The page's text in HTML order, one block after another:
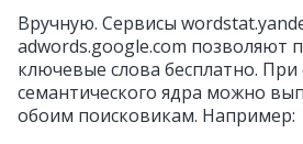
Вручную. Сервисы
adwords.google.com позволяют
ключевые слова бесплатно. При
семантического ядра можно
обоим поисковикам. Например: